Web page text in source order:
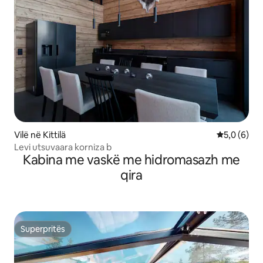
Vilë në Kittilä Vlerësimi
5,0 (6)
Levi utsuvaara korniza b
Kabina me vaskë me hidromasazh me
qira
Superpritës
Superpritës